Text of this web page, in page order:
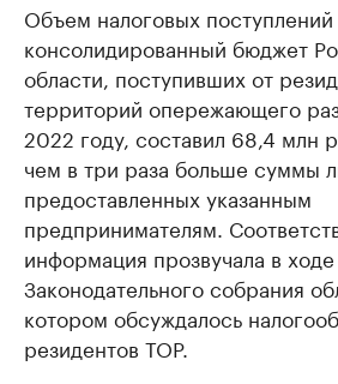
Объем налоговых поступлений
консолидированный бюджет
области, поступивших от
территорий опережающего
2022 году, составил 68,4 млн
чем в три раза больше суммы
предоставленных указанным
предпринимателям.
информация прозвучала в ходе
Законодательного собрания
котором обсуждалось
резидентов ТОР.